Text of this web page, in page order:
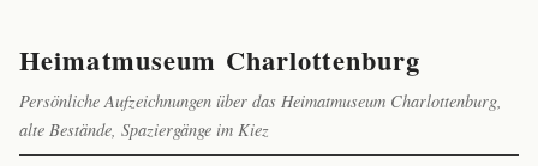
Heimatmuseum Charlottenburg
Persönliche Aufzeichnungen über das Heimatmuseum Charlottenburg,
alte Bestände, Spaziergänge im Kiez